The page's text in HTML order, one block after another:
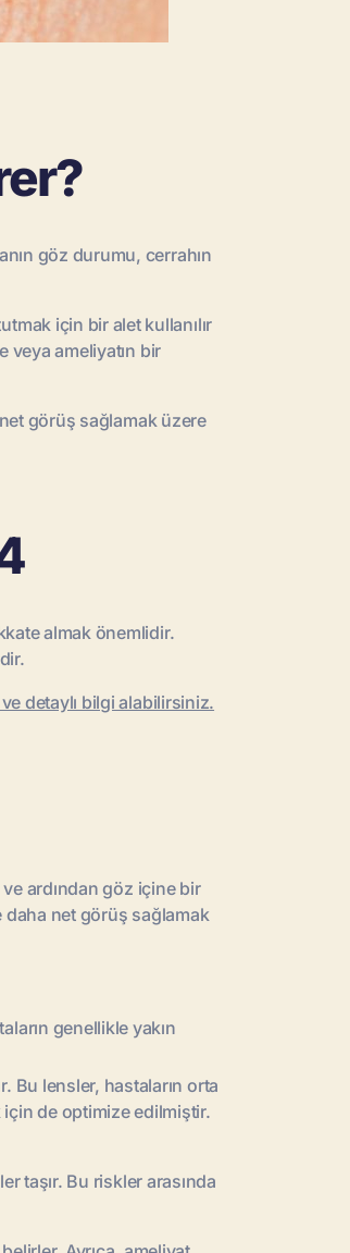
göz durumu, cerrahın
için bir alet kullanılır
veya ameliyatın bir
görüş sağlamak üzere
almak önemlidir.
detaylı bilgi alabilirsiniz.
ve ardından göz içine bir
daha net görüş sağlamak
genellikle yakın
Bu lensler, hastaların orta
için de optimize edilmiştir.
taşır. Bu riskler arasında